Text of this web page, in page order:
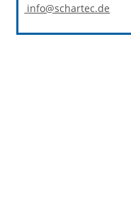
info@schartec.de